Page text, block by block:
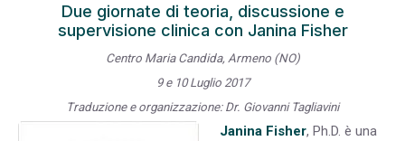
Due giornate di teoria, discussione e
supervisione clinica con Janina Fisher
Centro Maria Candida, Armeno (NO)
9 e 10 Luglio 2017
Traduzione e organizzazione: Dr. Giovanni Tagliavini
Janina Fisher, Ph.D. è una